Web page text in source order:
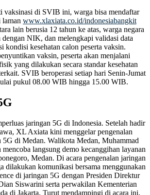
vaksinasi di SVIB ini, warga bisa mendaftar
laman www.xlaxiata.co.id/indonesiabangkit
lain berusia 12 tahun ke atas, warga negara
NIK, dan melengkapi validasi data
kondisi kesehatan calon peserta vaksin.
vaksin, peserta akan menjalani
yang dilakukan secara standar kesehatan
SVIB beroperasi setiap hari Senin-Jumat
pukul 08.00 WIB hingga 15.00 WIB.
jaringan 5G di Indonesia. Setelah hadir
XL Axiata kini menggelar pengenalan
5G di Medan. Walikota Medan, Muhammad
langsung demo kecanggihan layanan
Medan. Di acara pengenalan jaringan
dilakukan komunikasi bersama menggunakan
di jaringan 5G dengan Presiden Direktur
Siswarini serta perwakilan Kementerian
di Jakarta. Turut mendampingi di acara ini,